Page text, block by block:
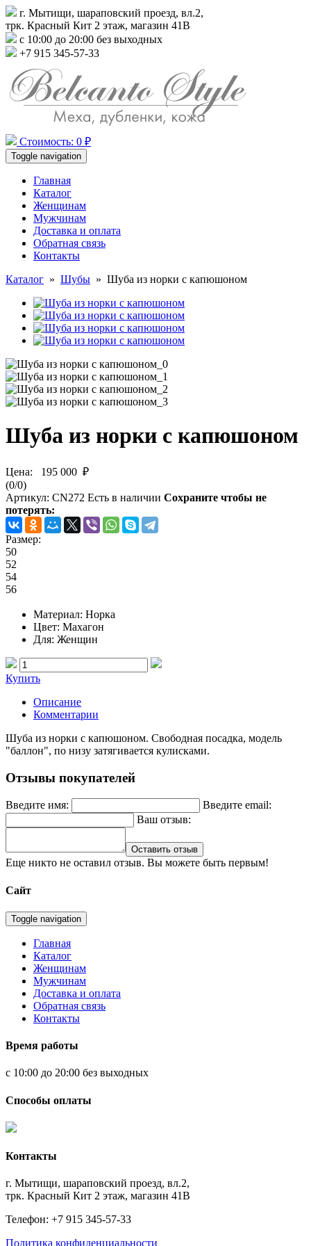
г. Мытищи, шараповский проезд, вл.2,
трк. Красный Кит 2 этаж, магазин 41В
с 10:00 до 20:00 без выходных
+7 915 345-57-33
Стоимость: 0 ₽
Toggle navigation
Главная
Каталог
Женщинам
Мужчинам
Доставка и оплата
Обратная связь
Контакты
Каталог » Шубы » Шуба из норки с капюшоном
Шуба из норки с капюшоном
Цена:
195 000 ₽
(0/0)
Артикул: CN272 Есть в наличии Сохраните чтобы не
потерять:
Размер:
50
52
54
56
Материал: Норка
Цвет: Махагон
Для: Женщин
Купить
Описание
Комментарии
Шуба из норки с капюшоном. Свободная посадка, модель
"баллон", по низу затягивается кулисками.
Отзывы покупателей
Введите имя:
Введите email:
Ваш отзыв:
Оставить отзыв
Еще никто не оставил отзыв. Вы можете быть первым!
Сайт
Toggle navigation
Главная
Каталог
Женщинам
Мужчинам
Доставка и оплата
Обратная связь
Контакты
Время работы
с 10:00 до 20:00 без выходных
Способы оплаты
Контакты
г. Мытищи, шараповский проезд, вл.2,
трк. Красный Кит 2 этаж, магазин 41В
Телефон: +7 915 345-57-33
Политика конфиденциальности